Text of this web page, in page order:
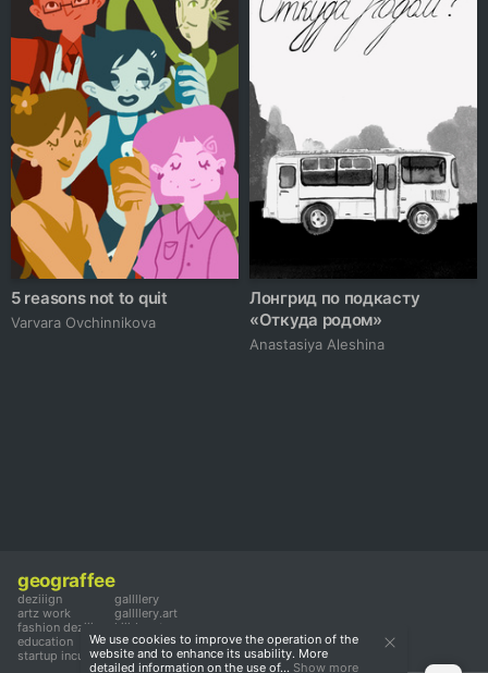
5 reasons not to quit
Varvara Ovchinnikova
Лонгрид по подкасту
«Откуда родом»
Anastasiya Aleshina
geograffee
deziiign
artz work
fashion deziiign
education
startup incubator
gallllery
gallllery.art
kiiids.art
We use cookies to improve the operation of the
website and to enhance its usability. More
detailed information on the use of... Show more